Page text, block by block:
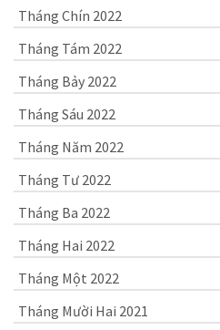
Tháng Chín 2022
Tháng Tám 2022
Tháng Bảy 2022
Tháng Sáu 2022
Tháng Năm 2022
Tháng Tư 2022
Tháng Ba 2022
Tháng Hai 2022
Tháng Một 2022
Tháng Mười Hai 2021